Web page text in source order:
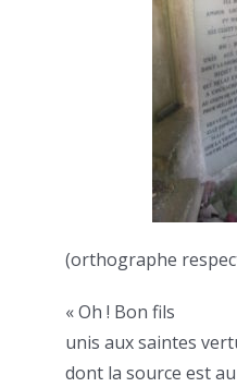
(orthographe
« Oh ! Bon fils
unis aux saintes
dont la source est